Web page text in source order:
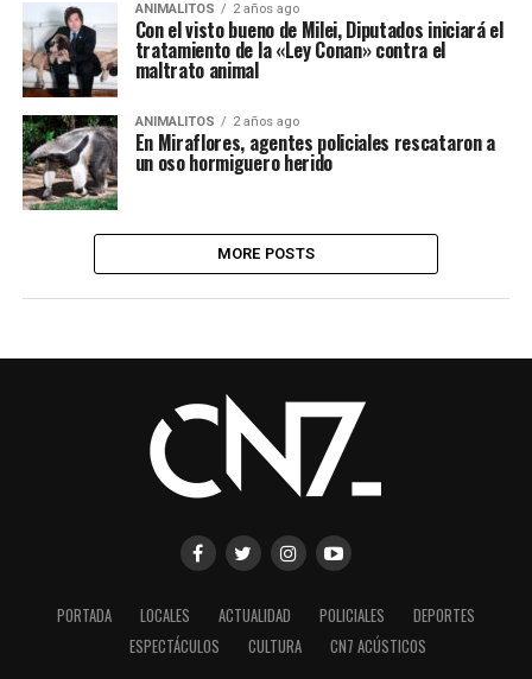
ANIMALITOS 2 años ago
Con el visto bueno de Milei, Diputados iniciará el
tratamiento de la «Ley Conan» contra el
maltrato animal
ANIMALITOS 2 años ago
En Miraflores, agentes policiales rescataron a
un oso hormiguero herido
MORE POSTS
PORTADA LOCALES ACTUALIDAD POLICIALES
DEPORTES
ESPECTÁCULOS
CULTURA CN7 ACÚSTICOS